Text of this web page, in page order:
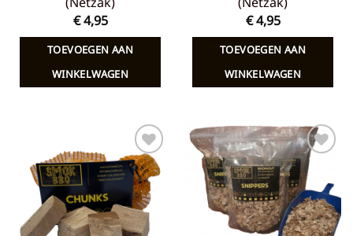
€4,95
TOEVOEGEN AAN
WINKELWAGEN
€4,95
TOEVOEGEN AAN
WINKELWAGEN
Toevoegen
aan
verlanglijst
Toevoegen
aan
verlanglijst